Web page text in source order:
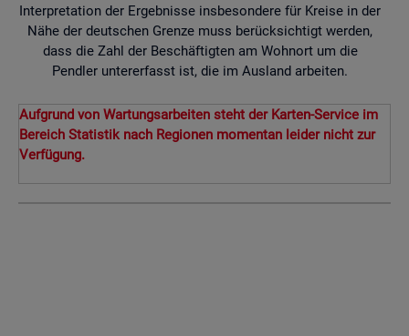
Interpretation der Ergebnisse insbesondere für Kreise in der
Nähe der deutschen Grenze muss berücksichtigt werden,
dass die Zahl der Beschäftigten am Wohnort um die
Pendler untererfasst ist, die im Ausland arbeiten.
Aufgrund von Wartungsarbeiten steht der Karten-Service im
Bereich Statistik nach Regionen momentan leider nicht zur
Verfügung.